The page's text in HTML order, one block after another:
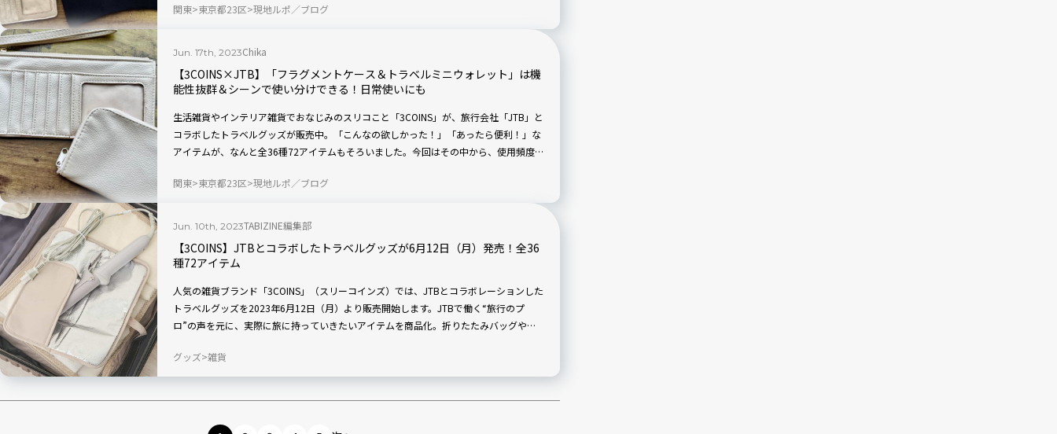
っても3,190円です！
関東 東京都23区 現地ルポ／ブログ
Jun. 17th, 2023Chika
【3COINS×JTB】「フラグメントケース＆トラベルミニウォレット」は機
能性抜群＆シーンで使い分けできる！日常使いにも
生活雑貨やインテリア雑貨でおなじみのスリコこと「3COINS」が、旅行会社「JTB」と
コラボしたトラベルグッズが販売中。「こんなの欲しかった！」「あったら便利！」な
アイテムが、なんと全36種72アイテムもそろいました。今回はその中から、使用頻度が
2つを紹介します。
関東 東京都23区 現地ルポ／ブログ
Jun. 10th, 2023TABIZINE編集部
【3COINS】JTBとコラボしたトラベルグッズが6月12日（月）発売！全36
種72アイテム
人気の雑貨ブランド「3COINS」（スリーコインズ）では、JTBとコラボレーションした
トラベルグッズを2023年6月12日（月）より販売開始します。JTBで働く“旅行のプ
ロ”の声を元に、実際に旅に持っていきたいアイテムを商品化。折りたたみバッグやポ
グッズ 雑貨